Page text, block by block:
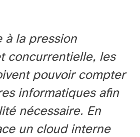
à la pression
concurrentielle, les
pouvoir compter
informatiques afin
nécessaire. En
un cloud interne